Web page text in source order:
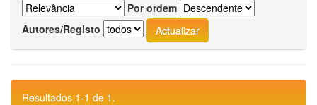
Por ordem
Autores/Registo
Resultados 1-1 de 1.